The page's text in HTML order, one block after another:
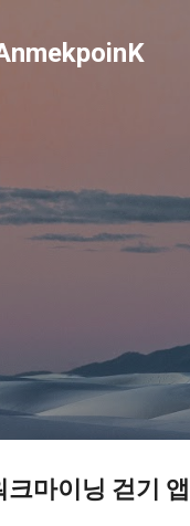
크마이닝 걷기